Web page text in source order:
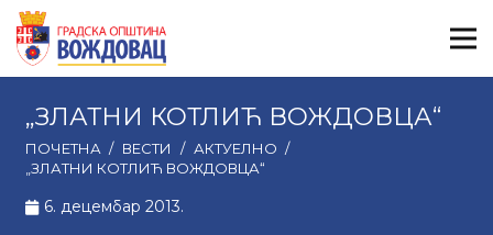
„ЗЛАТНИ КОТЛИЋ ВОЖДОВЦА“
ПОЧЕТНА / ВЕСТИ / АКТУЕЛНО /
„ЗЛАТНИ КОТЛИЋ ВОЖДОВЦА“
6. децембар 2013.